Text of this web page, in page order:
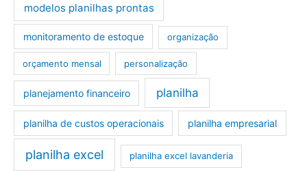
modelos planilhas prontas
monitoramento de estoque organização
orçamento mensal personalização
planejamento financeiro planilha
planilha de custos operacionais planilha empresarial
planilha excel planilha excel lavanderia